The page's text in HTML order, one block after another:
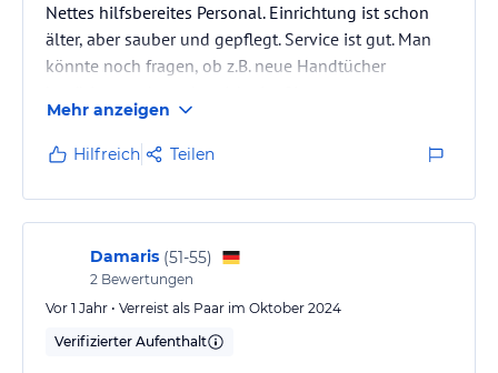
Nettes hilfsbereites Personal. Einrichtung ist schon
älter, aber sauber und gepflegt. Service ist gut. Man
könnte noch fragen, ob z.B. neue Handtücher
Umweltschutz. Aber eher untergeordnetes Thema.
Mehr anzeigen
Hilfreich Teilen
Damaris (51-55)
2 Bewertungen
Vor 1 Jahr • Verreist als Paar im Oktober 2024
Verifizierter Aufenthalt